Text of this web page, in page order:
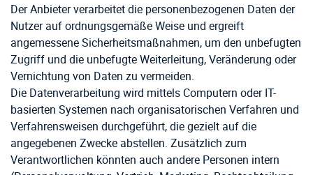
Der Anbieter verarbeitet die personenbezogenen Daten der
Nutzer auf ordnungsgemäße Weise und ergreift
angemessene Sicherheitsmaßnahmen, um den unbefugten
Zugriff und die unbefugte Weiterleitung, Veränderung oder
Vernichtung von Daten zu vermeiden.
Die Datenverarbeitung wird mittels Computern oder IT-
basierten Systemen nach organisatorischen Verfahren und
Verfahrensweisen durchgeführt, die gezielt auf die
angegebenen Zwecke abstellen. Zusätzlich zum
Verantwortlichen könnten auch andere Personen intern